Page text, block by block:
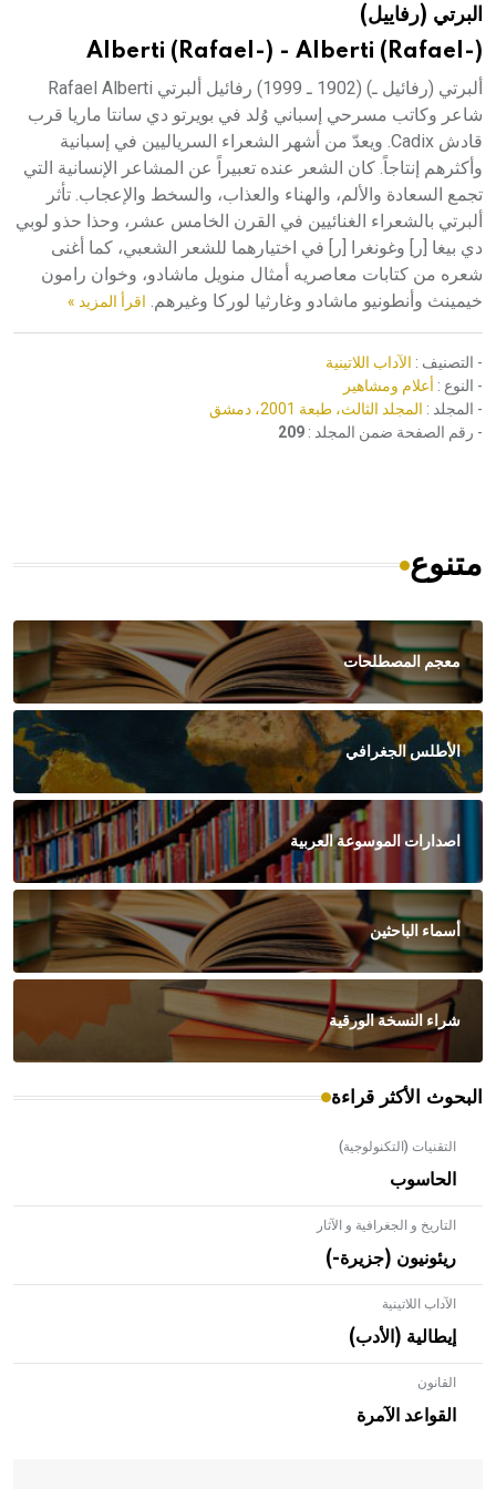
هيئة الموسوعة العربية تطلق موسوعات جديدة في عام 2026البرتي (رفاييل)
Alberti (Rafael-) - Alberti (Rafael-)
ألبرتي (رفائيل ـ) (1902 ـ 1999) رفائيل ألبرتي Rafael Alberti
شاعر وكاتب مسرحي إسباني وُلد في بويرتو دي سانتا ماريا قرب
قادش Cadix. ويعدّ من أشهر الشعراء السرياليين في إسبانية
وأكثرهم إنتاجاً. كان الشعر عنده تعبيراً عن المشاعر الإنسانية التي
تجمع السعادة والألم، والهناء والعذاب، والسخط والإعجاب. تأثر
ألبرتي بالشعراء الغنائيين في القرن الخامس عشر، وحذا حذو لوبي
دي بيغا [ر] وغونغرا [ر] في اختيارهما للشعر الشعبي، كما أغنى
شعره من كتابات معاصريه أمثال منويل ماشادو، وخوان رامون
خيمينث وأنطونيو ماشادو وغارثيا لوركا وغيرهم. اقرأ المزيد »
- التصنيف : الآداب اللاتينية
- النوع : أعلام ومشاهير
- المجلد : المجلد الثالث، طبعة 2001، دمشق
- رقم الصفحة ضمن المجلد : 209
متنوع
معجم المصطلحات
الأطلس الجغرافي
اصدارات الموسوعة العربية
أسماء الباحثين
شراء النسخة الورقية
البحوث الأكثر قراءة
التقنيات (التكنولوجية)
الحاسوب
التاريخ و الجغرافية و الآثار
ريئونيون (جزيرة-)
الآداب اللاتينية
إيطالية (الأدب)
القانون
القواعد الآمرة
- هل تعلم أن الأبلق نوع من الفنون الهندسية التي ارتبطت
بالعمارة الإسلامية في بلاد الشام ومصر خاصة، حيث يحرص
المعمار على بناء مداميكه وخاصة في الواجهات